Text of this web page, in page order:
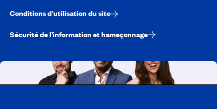
Conditions d’utilisation du site
Sécurité de l’information et hameçonnage